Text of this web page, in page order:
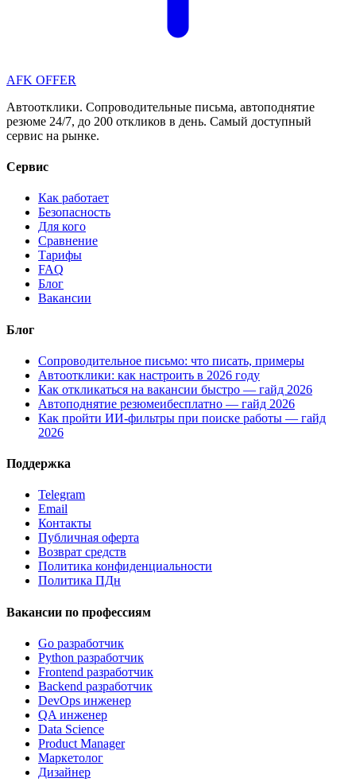
AFK OFFER
Автоотклики. Сопроводительные письма, автоподнятие
резюме 24/7, до 200 откликов в день. Самый доступный
сервис на рынке.
Сервис
Как работает
Безопасность
Для кого
Сравнение
Тарифы
FAQ
Блог
Вакансии
Блог
Сопроводительное письмо: что писать, примеры
Автоотклики: как настроить в 2026 году
Как откликаться на вакансии быстро — гайд 2026
Автоподнятие резюмеибесплатно — гайд 2026
Как пройти ИИ-фильтры при поиске работы — гайд
2026
Поддержка
Telegram
Email
Контакты
Публичная оферта
Возврат средств
Политика конфиденциальности
Политика ПДн
Вакансии по профессиям
Go разработчик
Python разработчик
Frontend разработчик
Backend разработчик
DevOps инженер
QA инженер
Data Science
Product Manager
Маркетолог
Дизайнер